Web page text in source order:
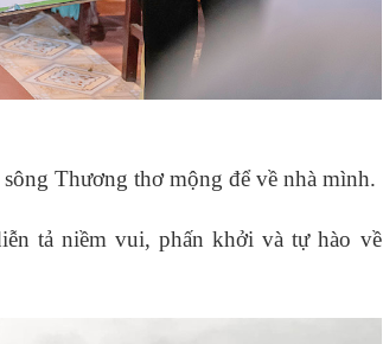
Thương thơ mộng để về nhà mình.
tả niềm vui, phấn khởi và tự hào về